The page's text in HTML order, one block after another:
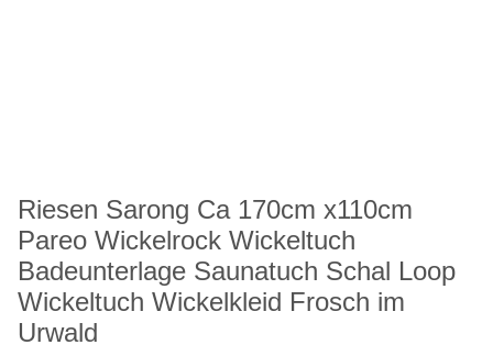
Riesen Sarong Ca 170cm x110cm
Pareo Wickelrock Wickeltuch
Badeunterlage Saunatuch Schal Loop
Wickeltuch Wickelkleid Frosch im
Urwald